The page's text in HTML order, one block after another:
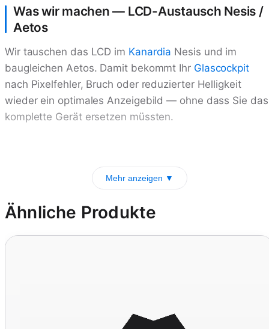
Was wir machen — LCD-Austausch Nesis /
Aetos
Wir tauschen das LCD im Kanardia Nesis und im
baugleichen Aetos. Damit bekommt Ihr Glascockpit
nach Pixelfehler, Bruch oder reduzierter Helligkeit
wieder ein optimales Anzeigebild — ohne dass Sie das
komplette Gerät ersetzen müssten.
Mehr anzeigen ▼
Ähnliche Produkte